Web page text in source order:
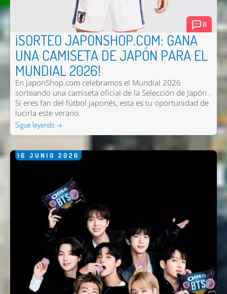
0
¡SORTEO JAPONSHOP.COM: GANA
UNA CAMISETA DE JAPÓN PARA EL
MUNDIAL 2026!
En JaponShop.com celebramos el Mundial 2026
sorteando una camiseta oficial de la Selección de Japón .
Si eres fan del fútbol japonés, esta es tu oportunidad de
lucirla este verano.
Sigue leyendo →
16 JUNIO 2026